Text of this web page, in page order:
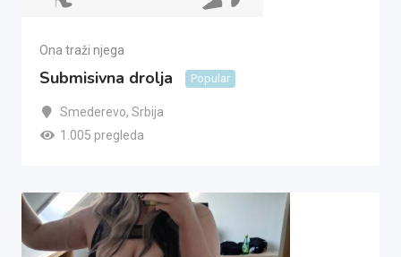
Ona traži njega
Submisivna drolja Popular
Smederevo, Srbija
1.005 pregleda